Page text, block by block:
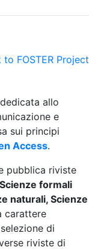
dedicata allo
e
sui principi
Access.
pubblica riviste
Scienze formali
naturali, Scienze
carattere
di
riviste di